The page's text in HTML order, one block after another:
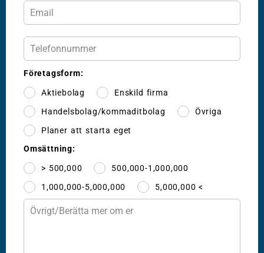
Företagsform:
Aktiebolag
Enskild firma
Handelsbolag/kommaditbolag
Övriga
Planer att starta eget
Omsättning:
> 500,000
500,000-1,000,000
1,000,000-5,000,000
5,000,000 <